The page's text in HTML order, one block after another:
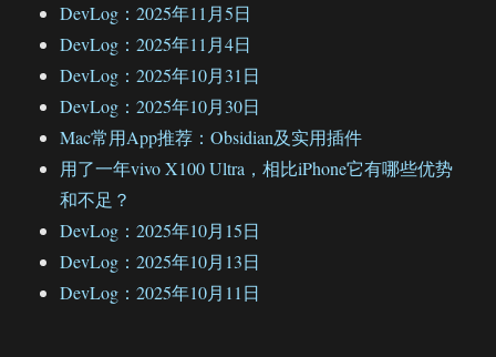
DevLog：2025年11月5日
DevLog：2025年11月4日
DevLog：2025年10月31日
DevLog：2025年10月30日
Mac常用App推荐：Obsidian及实用插件
用了一年vivo X100 Ultra，相比iPhone它有哪些优势
和不足？
DevLog：2025年10月15日
DevLog：2025年10月13日
DevLog：2025年10月11日